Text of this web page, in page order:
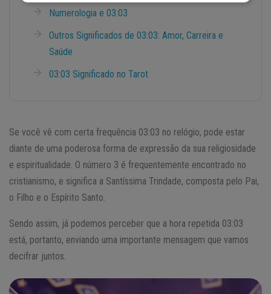
Numerologia e 03:03
Outros Significados de 03:03: Amor, Carreira e
Saúde
03:03 Significado no Tarot
Se você vê com certa frequência 03:03 no relógio, pode estar
diante de uma poderosa forma de expressão da sua religiosidade
e espiritualidade. O número 3 é frequentemente encontrado no
cristianismo, e significa a Santíssima Trindade, composta pelo Pai,
o Filho e o Espírito Santo.
Sendo assim, já podemos perceber que a hora repetida 03:03
está, portanto, enviando uma importante mensagem que vamos
decifrar juntos.